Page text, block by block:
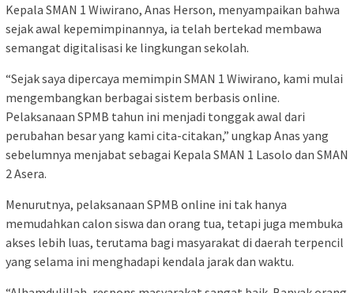
Kepala SMAN 1 Wiwirano, Anas Herson, menyampaikan bahwa
sejak awal kepemimpinannya, ia telah bertekad membawa
semangat digitalisasi ke lingkungan sekolah.
“Sejak saya dipercaya memimpin SMAN 1 Wiwirano, kami mulai
mengembangkan berbagai sistem berbasis online.
Pelaksanaan SPMB tahun ini menjadi tonggak awal dari
perubahan besar yang kami cita-citakan,” ungkap Anas yang
sebelumnya menjabat sebagai Kepala SMAN 1 Lasolo dan SMAN
2 Asera.
Menurutnya, pelaksanaan SPMB online ini tak hanya
memudahkan calon siswa dan orang tua, tetapi juga membuka
akses lebih luas, terutama bagi masyarakat di daerah terpencil
yang selama ini menghadapi kendala jarak dan waktu.